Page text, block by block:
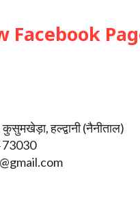
Facebook
हल्द्वानी (नैनीताल)